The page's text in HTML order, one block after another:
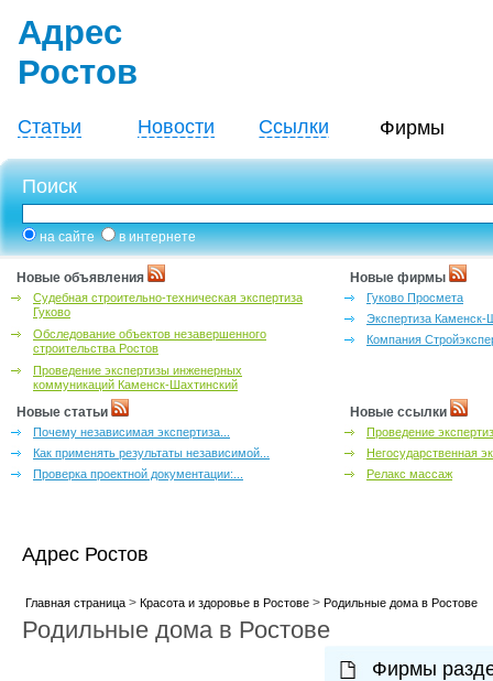
Адрес
Ростов
Статьи Новости Ссылки Фирмы
Поиск
на сайте в интернете
Новые объявления
Судебная строительно-техническая экспертиза
Гуково
Обследование объектов незавершенного
строительства Ростов
Проведение экспертизы инженерных
коммуникаций Каменск-Шахтинский
Новые фирмы
Гуково Просмета
Экспертиза Каменск-
Компания
Новые статьи
Почему независимая экспертиза...
Как применять результаты независимой...
Проверка проектной документации:...
Новые ссылки
Проведение
Негосударственная
Релакс массаж
Адрес Ростов
Главная страница> Красота и здоровье в Ростове> Родильные дома в Ростове
Родильные дома в Ростове
Фирмы